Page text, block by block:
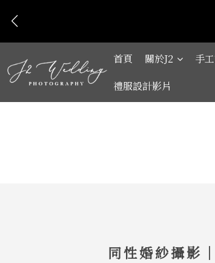
首頁 關於J2 手
禮服設計影片
同性婚紗攝影